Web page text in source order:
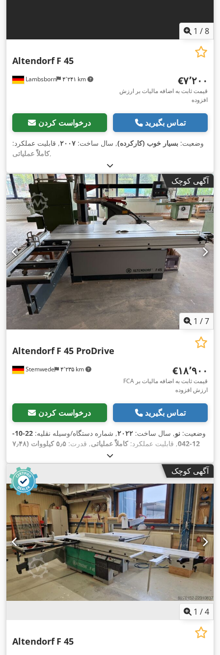
1 /8
Lambsborn ۴٬۲۴۱ km
Altendorf F 45
‎€۷٬۲۰۰
قیمت ثابت به اضافه مالیات بر ارزش
افزوده
درخواست کردن تماس بگیرید
وضعیت: بسیار خوب (کارکرده), سال ساخت: ۲۰۰۷, قابلیت عملکرد:
کاملاً عملیاتی,
آگهی کوچک
1 /7
Stemwede ۴٬۲۳۵ km
Altendorf F 45 ProDrive
‎€۱۸٬۹۰۰
FCA قیمت ثابت به اضافه مالیات بر
ارزش افزوده
درخواست کردن تماس بگیرید
وضعیت: نو, سال ساخت: ۲۰۲۲, شماره دستگاه/وسیله نقلیه:
22-10-
12-042
, قابلیت عملکرد:کاملاً عملیاتی, قدرت:
۵٫۵ کیلووات (۷٫۴۸
تحریک:برقی, ارتفاع میز:۹۱۰ میلی‌متر , تجهیزات:دستگاه دوز,
محافظ تیغه اره, مستندات / راهنما
آگهی کوچک
1 /4
Altendorf F 45